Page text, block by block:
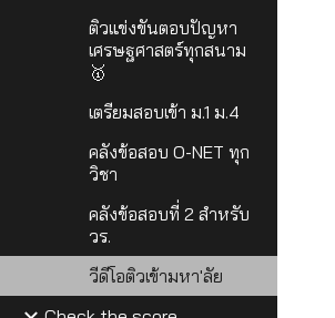
ติวแข่งขันตอบปัญหา
เศรษฐศาสตร์ทุกสนาม
🥇
เตรียมสอบเข้า ม.1 ม.4
คลังข้อสอบ O-NET ทุก
วิชา
คลังข้อสอบที่ 2 สำหรับ
วร.
วีดีโอติวเข้ามหา'ลัย